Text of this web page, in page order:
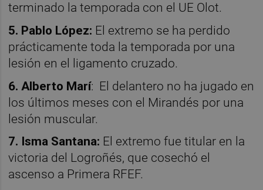
terminado la temporada con el UE Olot.
5. Pablo López: El extremo se ha perdido
prácticamente toda la temporada por una
lesión en el ligamento cruzado.
6. Alberto Marí: El delantero no ha jugado en
los últimos meses con el Mirandés por una
lesión muscular.
7. Isma Santana: El extremo fue titular en la
victoria del Logroñés, que cosechó el
ascenso a Primera RFEF.